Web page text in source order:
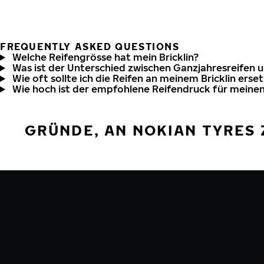
FREQUENTLY ASKED QUESTIONS
Welche Reifengrösse hat mein Bricklin?
Was ist der Unterschied zwischen Ganzjahresreifen
Wie oft sollte ich die Reifen an meinem Bricklin
Wie hoch ist der empfohlene Reifendruck für
GRÜNDE, AN NOKIAN TYRES